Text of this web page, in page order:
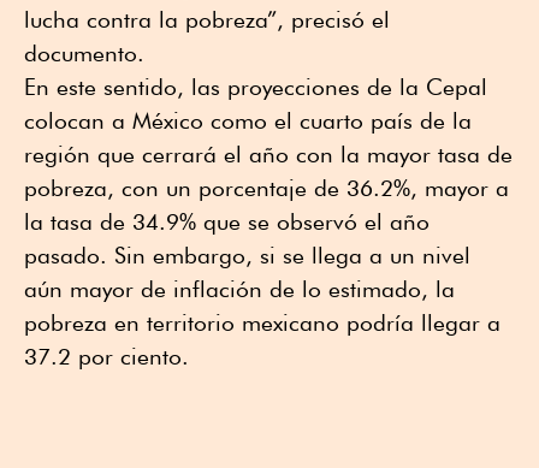
lucha contra la pobreza”, precisó el
documento.
En este sentido, las proyecciones de la Cepal
colocan a México como el cuarto país de la
región que cerrará el año con la mayor tasa de
pobreza, con un porcentaje de 36.2%, mayor a
la tasa de 34.9% que se observó el año
pasado. Sin embargo, si se llega a un nivel
aún mayor de inflación de lo estimado, la
pobreza en territorio mexicano podría llegar a
37.2 por ciento.